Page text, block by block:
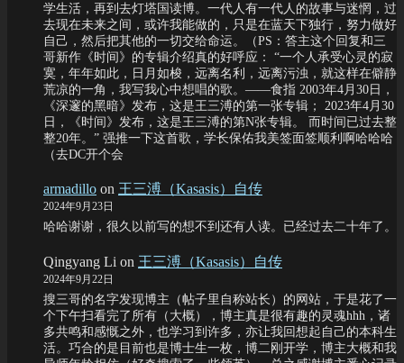
学生活，再到去灯塔国读博。一代人有一代人的故事与迷惘，过
去现在未来之间，或许我能做的，只是在蓝天下独行，努力做好
自己，然后把其他的一切交给命运。（PS：答主这个回复和三
哥新作《时间》的专辑介绍真的好呼应： “一个人承受心灵的寂
寞，年年如此，日月如梭，远离名利，远离污浊，就这样在僻静
荒凉的一角，我写我心中想唱的歌。——食指 2003年4月30日，
《深邃的黑暗》发布，这是王三溥的第一张专辑； 2023年4月30
日，《时间》发布，这是王三溥的第N张专辑。 而时间已过去整
整20年。” 强推一下这首歌，学长保佑我美签面签顺利啊哈哈哈
（去DC开个会
armadillo on 王三溥（Kasasis）自传
2024年9月23日
哈哈谢谢，很久以前写的想不到还有人读。已经过去二十年了。
Qingyang Li on 王三溥（Kasasis）自传
2024年9月22日
搜三哥的名字发现博主（帖子里自称站长）的网站，于是花了一
个下午扫看完了所有（大概），博主真是很有趣的灵魂hhh，诸
多共鸣和感慨之外，也学习到许多，亦让我回想起自己的本科生
活。巧合的是目前也是博士生一枚，博二刚开学，博主大概和我